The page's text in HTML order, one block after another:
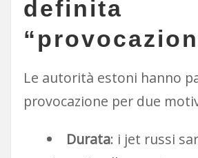
definita
Le autorità estoni hanno
provocazione per due
Durata: i jet russi